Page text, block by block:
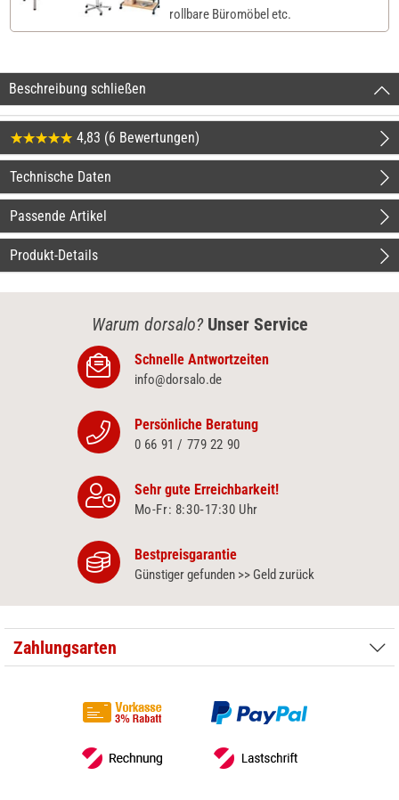
rollbare Büromöbel etc.
Beschreibung schließen
4,83 (6 Bewertungen)
Technische Daten
Passende Artikel
Produkt-Details
Warum dorsalo? Unser Service
Schnelle Antwortzeiten
info@dorsalo.de
Persönliche Beratung
0 66 91 / 779 22 90
Sehr gute Erreichbarkeit!
Mo-Fr: 8:30‑17:30 Uhr
Bestpreisgarantie
Günstiger gefunden >> Geld zurück
Zahlungsarten